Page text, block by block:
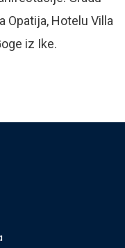
Opatija, Hotelu Villa
iz Ike.